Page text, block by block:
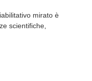
mirato è
scientifiche,